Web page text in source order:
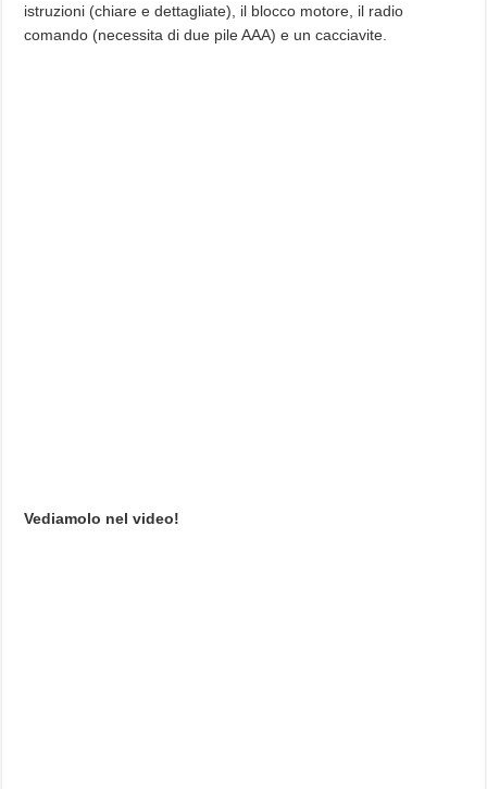
istruzioni (chiare e dettagliate), il blocco motore, il radio
comando (necessita di due pile AAA) e un cacciavite.
Vediamolo nel video!